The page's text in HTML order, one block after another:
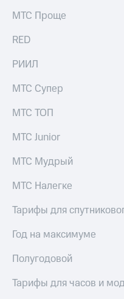
МТС Проще
RED
РИИЛ
МТС Супер
МТС ТОП
МТС Junior
МТС Мудрый
МТС Налегке
Тарифы для
Год на максимуме
Полугодовой
Тарифы для часов и